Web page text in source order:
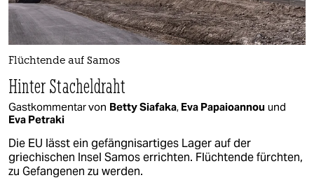
Flüchtende auf Samos
Hinter Stacheldraht
Gastkommentar von Betty Siafaka, Eva Papaioannou und
Eva Petraki
Die EU lässt ein gefängnisartiges Lager auf der
griechischen Insel Samos errichten. Flüchtende fürchten,
zu Gefangenen zu werden.